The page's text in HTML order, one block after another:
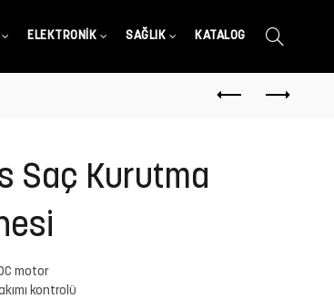
ELEKTRONIK SAĞLIK KATALOG
Saç Kurutma
motor
kontrolü